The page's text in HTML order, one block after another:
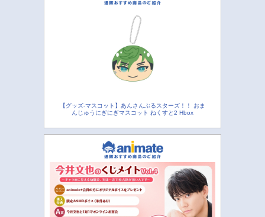
【グッズ-マスコット】あんさんぶるスターズ！！ おま
んじゅうにぎにぎマスコット ねくすと2 Hbox